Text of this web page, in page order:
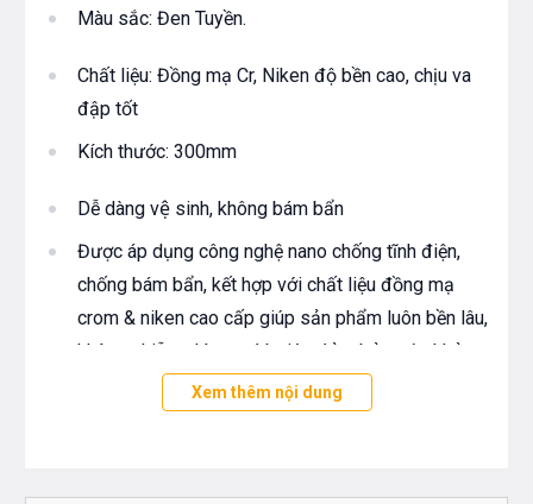
Màu sắc: Đen Tuyền.
Chất liệu: Đồng mạ Cr, Niken độ bền cao, chịu va
đập tốt
Kích thước: 300mm
Dễ dàng vệ sinh, không bám bẩn
Được áp dụng công nghệ nano chống tĩnh điện,
chống bám bẩn, kết hợp với chất liệu đồng mạ
crom & niken cao cấp giúp sản phẩm luôn bền lâu,
không nhiễm chì qua đó giúp đảm bảo sức khỏe
Độ bền cao, chống rỉ sét, ăn mòn với mọi nguồn
Xem thêm nội dung